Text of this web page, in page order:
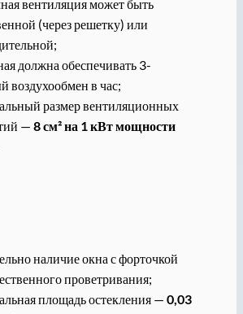
вентиляция может быть
(через решетку) или
должна обеспечивать 3-
воздухообмен в час;
размер вентиляционных
— 8 см² на 1 кВт мощности
наличие окна с форточкой
проветривания;
площадь остекления — 0,03